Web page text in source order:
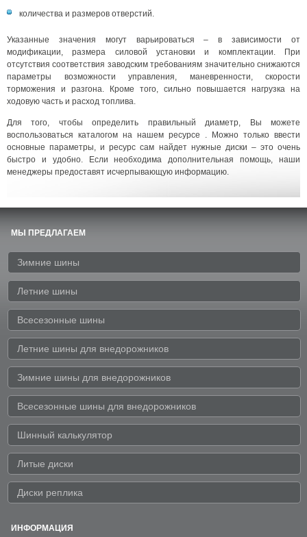
количества и размеров отверстий.
Указанные значения могут варьироваться – в зависимости от
модификации, размера силовой установки и комплектации. При
отсутствия соответствия заводским требованиям значительно снижаются
параметры возможности управления, маневренности, скорости
торможения и разгона. Кроме того, сильно повышается нагрузка на
ходовую часть и расход топлива.
Для того, чтобы определить правильный диаметр, Вы можете
воспользоваться каталогом на нашем ресурсе . Можно только ввести
основные параметры, и ресурс сам найдет нужные диски – это очень
быстро и удобно. Если необходима дополнительная помощь, наши
менеджеры предоставят исчерпывающую информацию.
МЫ ПРЕДЛАГАЕМ
Зимние шины
Летние шины
Всесезонные шины
Летние шины для внедорожников
Зимние шины для внедорожников
Всесезонные шины для внедорожников
Шинный калькулятор
Литые диски
Диски реплика
ИНФОРМАЦИЯ